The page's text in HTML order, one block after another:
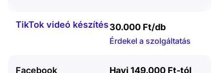
TikTok videó készítés30.000 Ft/db
Érdekel a szolgáltatás
Facebook
Havi 149.000 Ft-tól